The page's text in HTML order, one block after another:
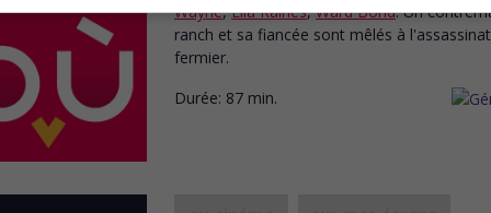
Wayne,Ella Raines,Ward Bond. Un
ranch et sa fiancée sont mêlés à
fermier.
Durée: 87 min.